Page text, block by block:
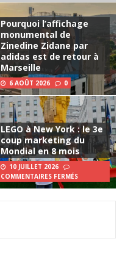
Pourquoi l’affichage
monumental de
Zinedine Zidane par
adidas est de retour à
Marseille
6 AOÛT 2026 0
LEGO à New York : le 3e
coup marketing du
Mondial en 8 mois
10 JUILLET 2026
COMMENTAIRES FERMÉS